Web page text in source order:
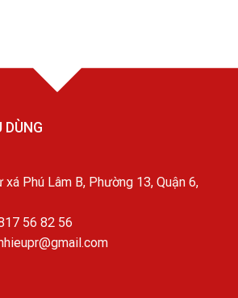
DÙNG
xá Phú Lâm B, Phường 13, Quận 6,
56 82 56